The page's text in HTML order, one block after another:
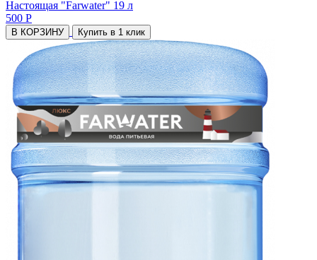
Настоящая "Farwater" 19 л
500 Р
В КОРЗИНУ Купить в 1 клик